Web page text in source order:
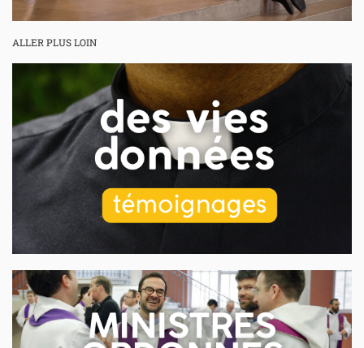
ALLER PLUS LOIN